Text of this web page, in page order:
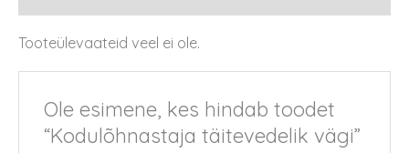
Tooteülevaateid veel ei ole.
Ole esimene, kes hindab toodet
“Kodulõhnastaja täitevedelik vägi”